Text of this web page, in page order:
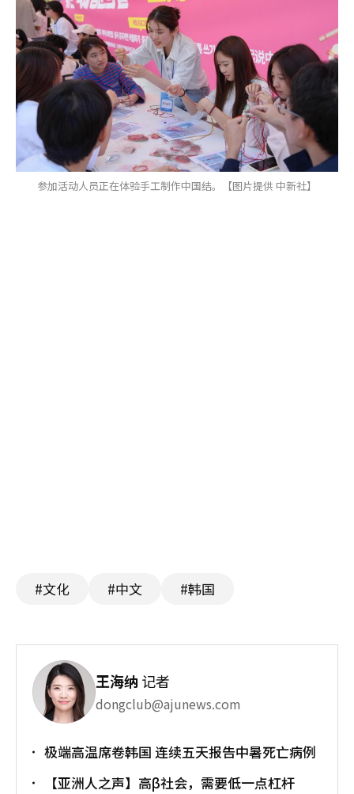
参加活动人员正在体验手工制作中国结。【图片提供 中新社】
#文化 #中文 #韩国
王海纳 记者
dongclub@ajunews.com
极端高温席卷韩国 连续五天报告中暑死亡病例
【亚洲人之声】高β社会，需要低一点杠杆